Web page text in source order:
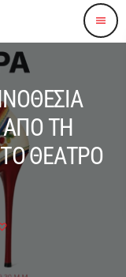
menu
ΑΠΟ ΤΗ
ΘΕΑΤΡΟ